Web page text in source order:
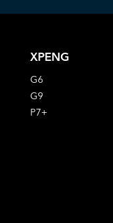
XPENG
G6
G9
P7+